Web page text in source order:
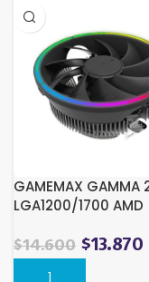
GAMEMAX GAMMA
LGA1200/1700 AMD
$14.600 $13.870